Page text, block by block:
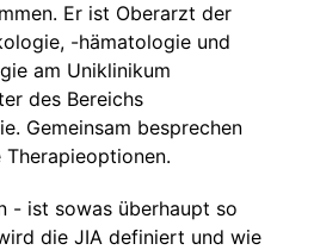
Er ist Oberarzt der
-hämatologie und
am Uniklinikum
des Bereichs
Gemeinsam besprechen
- ist sowas überhaupt so
die JIA definiert und wie